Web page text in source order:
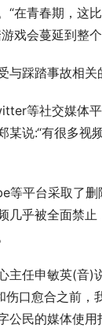
“在青春期，这
戏会蔓延到整
与踩踏事故相关
等社交媒体
某说:“有很多视
等平台采取了
几乎被全面禁
主任申敏英(音)
伤口愈合之前
公民的媒体使